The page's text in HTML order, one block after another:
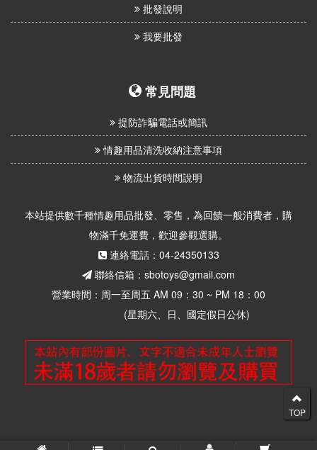
批發說明
我要批發
常見問題
提防詐騙電話或簡訊
情趣用品清洗收納注意事項
物流出貨時間說明
本站提供數千種情趣用品批發、零售，為回饋一般消費者，購
物滿千免運費，歡迎參觀選購。
連絡電話：04-24350133
聯絡信箱：sbotoys@gmail.com
營業時間：周一至周五 AM 09：30 ~ PM 18：00
(星期六、日、國定假日公休)
© 2026 思柏情趣用品批發零售 版權所有
TOP